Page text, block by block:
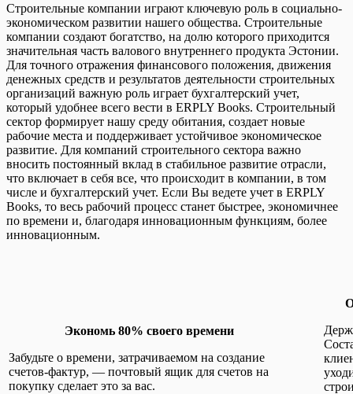
Строительные компании играют ключевую роль в социально-
экономическом развитии нашего общества. Строительные
компании создают богатство, на долю которого приходится
значительная часть валового внутреннего продукта Эстонии.
Для точного отражения финансового положения, движения
денежных средств и результатов деятельности строительных
организаций важную роль играет бухгалтерский учет,
который удобнее всего вести в ERPLY Books. Строительный
сектор формирует нашу среду обитания, создает новые
рабочие места и поддерживает устойчивое экономическое
развитие. Для компаний строительного сектора важно
вносить постоянный вклад в стабильное развитие отрасли,
что включает в себя все, что происходит в компании, в том
числе и бухгалтерский учет. Если Вы ведете учет в ERPLY
Books, то весь рабочий процесс станет быстрее, экономичнее
по времени и, благодаря инновационным функциям, более
инновационным.
Экономь 80% своего времени
Забудьте о времени, затрачиваемом на создание
счетов-фактур, — почтовый ящик для счетов на
покупку сделает это за вас.